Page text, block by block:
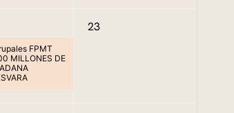
FPMT
MILLONES DE
23